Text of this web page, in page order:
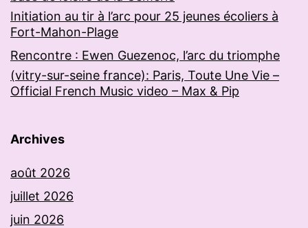
Initiation au tir à l’arc pour 25 jeunes écoliers à
Fort-Mahon-Plage
Rencontre : Ewen Guezenoc, l’arc du triomphe
(vitry-sur-seine france): Paris, Toute Une Vie –
Official French Music video – Max & Pip
Archives
août 2026
juillet 2026
juin 2026